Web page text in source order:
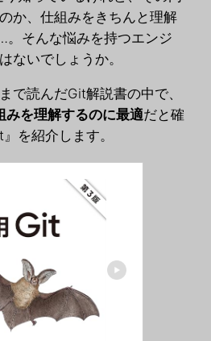
か、仕組みをきちんと理解
そんな悩みを持つエンジ
ないでしょうか。
で読んだGit解説書の中で、
を理解するのに最適だと確
を紹介します。